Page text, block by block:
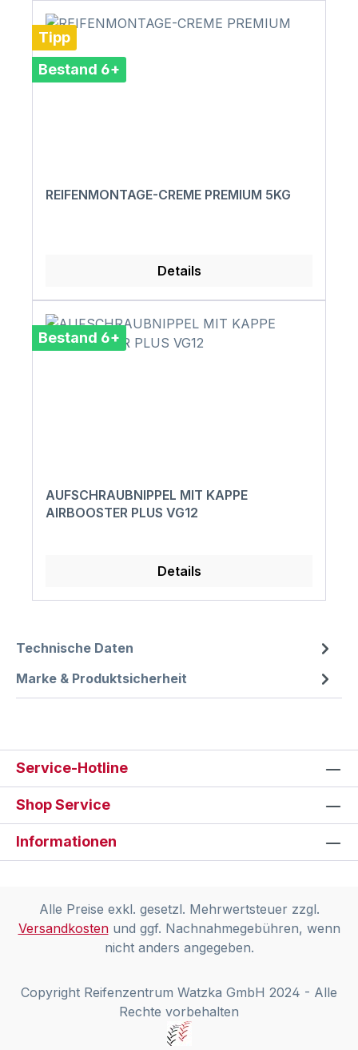
Tipp
Bestand 6+
REIFENMONTAGE-CREME PREMIUM 5KG
Details
Bestand 6+
AUFSCHRAUBNIPPEL MIT KAPPE
AIRBOOSTER PLUS VG12
Details
Technische Daten
Marke & Produktsicherheit
Service-Hotline
Shop Service
Informationen
Alle Preise exkl. gesetzl. Mehrwertsteuer zzgl.
Versandkostenund ggf. Nachnahmegebühren, wenn
nicht anders angegeben.
Copyright Reifenzentrum Watzka GmbH 2024 - Alle
Rechte vorbehalten